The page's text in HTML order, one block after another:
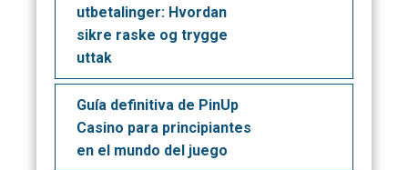
utbetalinger: Hvordan
sikre raske og trygge
uttak
Guía definitiva de PinUp
Casino para principiantes
en el mundo del juego